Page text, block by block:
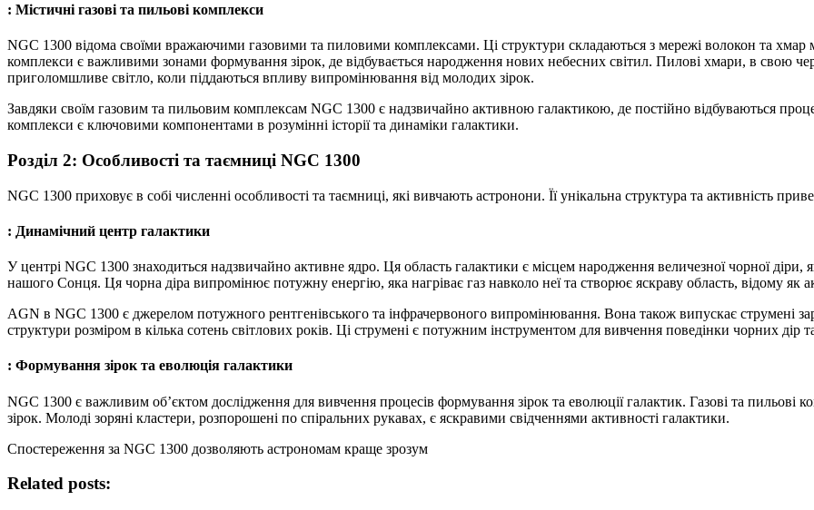
: Містичні газові та пильові комплекси
NGC 1300 відома своїми вражаючими газовими та пиловими комплексами. Ці структури складаються з мережі волокон та хмар
комплекси є важливими зонами формування зірок, де відбувається народження нових небесних світил. Пилові хмари, в свою
приголомшливе світло, коли піддаються впливу випромінювання від молодих зірок.
Завдяки своїм газовим та пильовим комплексам NGC 1300 є надзвичайно активною галактикою, де постійно відбуваються
комплекси є ключовими компонентами в розумінні історії та динаміки галактики.
Розділ 2: Особливості та таємниці NGC 1300
NGC 1300 приховує в собі численні особливості та таємниці, які вивчають астронони. Її унікальна структура та активність
: Динамічний центр галактики
У центрі NGC 1300 знаходиться надзвичайно активне ядро. Ця область галактики є місцем народження величезної чорної діри,
нашого Сонця. Ця чорна діра випромінює потужну енергію, яка нагріває газ навколо неї та створює яскраву область, відому як
AGN в NGC 1300 є джерелом потужного рентгенівського та інфрачервоного випромінювання. Вона також випускає струмені
структури розміром в кілька сотень світлових років. Ці струмені є потужним інструментом для вивчення поведінки чорних дір
: Формування зірок та еволюція галактики
NGC 1300 є важливим об’єктом дослідження для вивчення процесів формування зірок та еволюції галактик. Газові та пильові
зірок. Молоді зоряні кластери, розпорошені по спіральних рукавах, є яскравими свідченнями активності галактики.
Спостереження за NGC 1300 дозволяють астрономам краще зрозум
Related posts: